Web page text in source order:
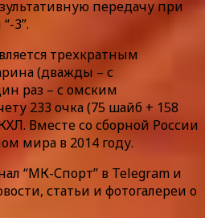
передачу при
3”.
трехкратным
(дважды – с
раз – с омским
233 очка (75 шайб + 158
Вместе со сборной России
мира в 2014 году.
“МК-Спорт” в Telegram и
статьи и фотогалереи о